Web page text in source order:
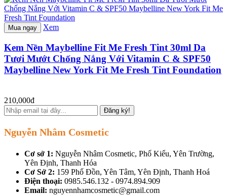
Mua ngay Xem
Kem Nền Maybelline Fit Me Fresh Tint 30ml Da
Tươi Mướt Chống Nắng Với Vitamin C & SPF50
Maybelline New York Fit Me Fresh Tint Foundation
210,000đ
Đăng ký!
Nguyễn Nhâm Cosmetic
Cơ sở 1: Nguyễn Nhâm Cosmetic, Phố Kiểu, Yên Trường,
Yên Định, Thanh Hóa
Cơ Sở 2: 159 Phố Đồn, Yên Tâm, Yên Định, Thanh Hoá
Điện thoại: 0985.546.132 - 0974.894.909
Email: nguyennhamcosmetic@gmail.com